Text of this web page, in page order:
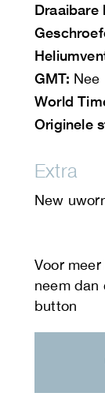
Draaibare
GMT: Nee
World
Originele
Extra
New